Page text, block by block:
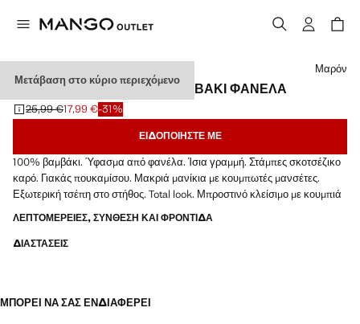
Μετάβαση στο κύριο περιεχόμενο
ΠΟΥΚΆΜΙΣΟ ΠΙΤΖΆΜΑΣ ΒΑΜΒΆΚΙ ΦΑΝΈΛΑ
Αρχική τιμή με διαγραφή [25,99 € ]
25,99 €
Ισχύουσα τιμή [17,99 € ]
17,99 €-31%
Διάλεξε χρώμα
Μαρόν
ΕΙΔΟΠΟΙΉΣΤΕ ΜΕ
100% βαμβάκι. Ύφασμα από φανέλα. Ίσια γραμμή. Στάμπες σκοτσέζικο
καρό. Γιακάς πουκαμίσου. Μακριά μανίκια με κουμπωτές μανσέτες.
Εξωτερική τσέπη στο στήθος. Total look. Μπροστινό κλείσιμο με κουμπιά
ΛΕΠΤΟΜΈΡΕΙΕΣ, ΣΎΝΘΕΣΗ ΚΑΙ ΦΡΟΝΤΊΔΑ
ΔΙΑΣΤΆΣΕΙΣ
ΜΠΟΡΕΊ ΝΑ ΣΑΣ ΕΝΔΙΑΦΈΡΕΙ